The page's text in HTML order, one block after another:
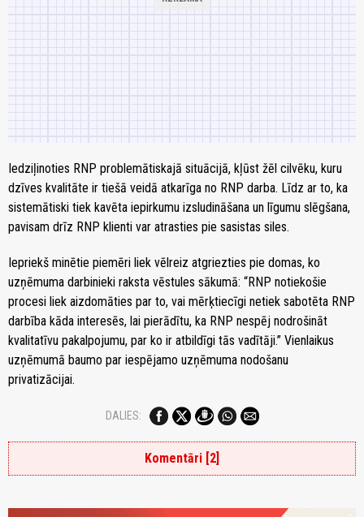
Iedziļinoties RNP problemātiskajā situācijā, kļūst žēl cilvēku, kuru
dzīves kvalitāte ir tiešā veidā atkarīga no RNP darba. Līdz ar to, ka
sistemātiski tiek kavēta iepirkumu izsludināšana un līgumu slēgšana,
pavisam drīz RNP klienti var atrasties pie sasistas siles.
Iepriekš minētie piemēri liek vēlreiz atgriezties pie domas, ko
uzņēmuma darbinieki raksta vēstules sākumā: “RNP notiekošie
procesi liek aizdomāties par to, vai mērķtiecīgi netiek sabotēta RNP
darbība kāda interesēs, lai pierādītu, ka RNP nespēj nodrošināt
kvalitatīvu pakalpojumu, par ko ir atbildīgi tās vadītāji.” Vienlaikus
uzņēmumā baumo par iespējamo uzņēmuma nodošanu
privatizācijai.
DALIES:
Komentāri [2]